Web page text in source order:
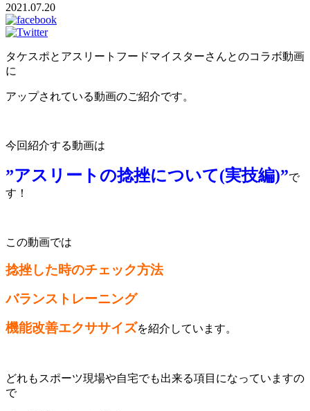
2021.07.20
タケスポとアスリートフードマイスターさんとのコラボ動画
に
アップされている動画のご紹介です。
今回紹介する動画は
”アスリートの捻挫について(実技編)”で
す！
この動画では
捻挫した時のチェック方法
バランストレーニング
機能改善エクササイズを紹介しています。
どれもスポーツ現場や自宅でも出来る項目になっていますの
で